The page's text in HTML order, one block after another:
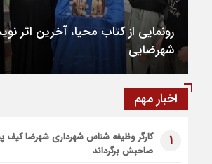
۹۱۰ تن قیر برای آسفالت جاده های
اختصاص یافت
5 روز قبل
نخستین مرکز هوش مصنوعی و کسب‌ و کار
شهرضا افتتاح شد
پیاده روی اربعین، ادامه نهضت حسینی است
رونمایی از کتاب محیا، آخرین اثر
شهرضایی
اخبار مهم
1
کارگر وظیفه شناس شهرداری شهرضا کیف
صاحبش برگرداند